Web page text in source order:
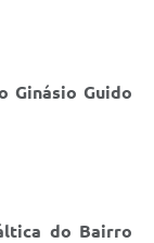
Ginásio Guido
do Bairro